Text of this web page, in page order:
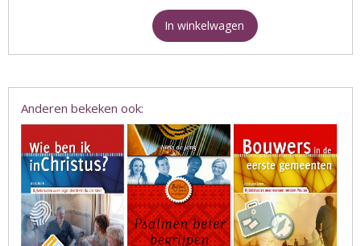
In winkelwagen
Anderen bekeken ook: